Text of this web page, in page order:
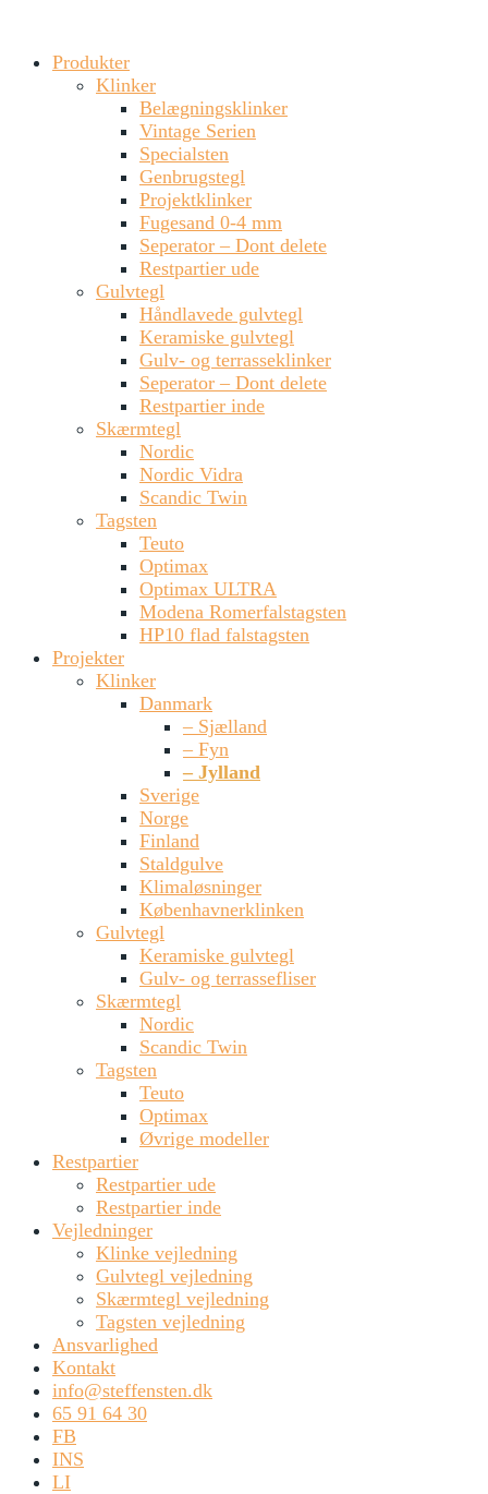
Produkter
Klinker
Belægningsklinker
Vintage Serien
Specialsten
Genbrugstegl
Projektklinker
Fugesand 0-4 mm
Seperator – Dont delete
Restpartier ude
Gulvtegl
Håndlavede gulvtegl
Keramiske gulvtegl
Gulv- og terrasseklinker
Seperator – Dont delete
Restpartier inde
Skærmtegl
Nordic
Nordic Vidra
Scandic Twin
Tagsten
Teuto
Optimax
Optimax ULTRA
Modena Romerfalstagsten
HP10 flad falstagsten
Projekter
Klinker
Danmark
– Sjælland
– Fyn
– Jylland
Sverige
Norge
Finland
Staldgulve
Klimaløsninger
Københavnerklinken
Gulvtegl
Keramiske gulvtegl
Gulv- og terrassefliser
Skærmtegl
Nordic
Scandic Twin
Tagsten
Teuto
Optimax
Øvrige modeller
Restpartier
Restpartier ude
Restpartier inde
Vejledninger
Klinke vejledning
Gulvtegl vejledning
Skærmtegl vejledning
Tagsten vejledning
Ansvarlighed
Kontakt
info@steffensten.dk
65 91 64 30
FB
INS
LI